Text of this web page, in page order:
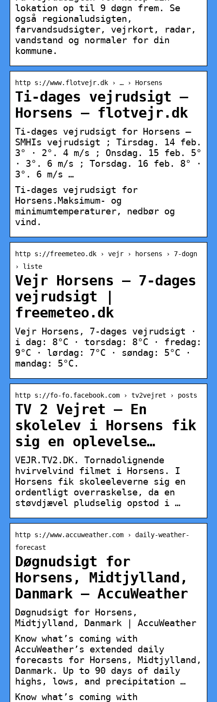
lokation op til 9 døgn frem. Se
også regionaludsigten,
farvandsudsigter, vejrkort, radar,
vandstand og normaler for din
kommune.
http s://www.flotvejr.dk › … › Horsens
Ti-dages vejrudsigt –
Horsens – flotvejr.dk
Ti-dages vejrudsigt for Horsens –
SMHIs vejrudsigt ; Tirsdag. 14 feb.
3° · 2°. 4 m/s ; Onsdag. 15 feb. 5°
· 3°. 6 m/s ; Torsdag. 16 feb. 8° ·
3°. 6 m/s …
Ti-dages vejrudsigt for
Horsens.Maksimum- og
minimumtemperaturer, nedbør og
vind.
http s://freemeteo.dk › vejr › horsens › 7-dogn
› liste
Vejr Horsens – 7-dages
vejrudsigt |
freemeteo.dk
Vejr Horsens, 7-dages vejrudsigt ·
i dag: 8°C · torsdag: 8°C · fredag:
9°C · lørdag: 7°C · søndag: 5°C ·
mandag: 5°C.
http s://fo-fo.facebook.com › tv2vejret › posts
TV 2 Vejret – En
skolelev i Horsens fik
sig en oplevelse…
VEJR.TV2.DK. Tornadolignende
hvirvelvind filmet i Horsens. I
Horsens fik skoleeleverne sig en
ordentligt overraskelse, da en
støvdjævel pludselig opstod i …
http s://www.accuweather.com › daily-weather-
forecast
Døgnudsigt for
Horsens, Midtjylland,
Danmark – AccuWeather
Døgnudsigt for Horsens,
Midtjylland, Danmark | AccuWeather
Know what’s coming with
AccuWeather’s extended daily
forecasts for Horsens, Midtjylland,
Danmark. Up to 90 days of daily
highs, lows, and precipitation …
Know what’s coming with